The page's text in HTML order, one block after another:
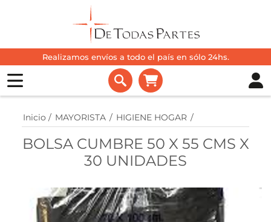
Realizamos envíos a todo el país en sólo 24hs.
Inicio / MAYORISTA / HIGIENE HOGAR /
BOLSA CUMBRE 50 X 55 CMS X
30 UNIDADES